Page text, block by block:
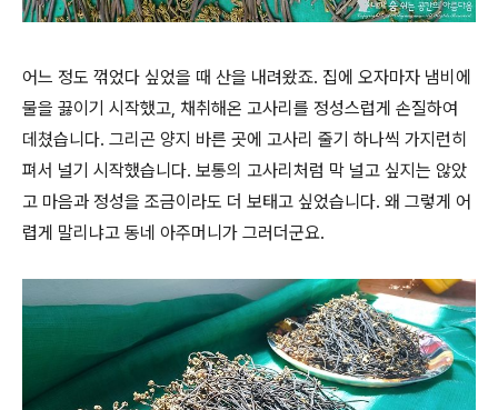
어느 정도 꺾었다 싶었을 때 산을 내려왔죠. 집에 오자마자 냄비에
물을 끓이기 시작했고, 채취해온 고사리를 정성스럽게 손질하여
데쳤습니다. 그리곤 양지 바른 곳에 고사리 줄기 하나씩 가지런히
펴서 널기 시작했습니다. 보통의 고사리처럼 막 널고 싶지는 않았
고 마음과 정성을 조금이라도 더 보태고 싶었습니다. 왜 그렇게 어
렵게 말리냐고 동네 아주머니가 그러더군요.